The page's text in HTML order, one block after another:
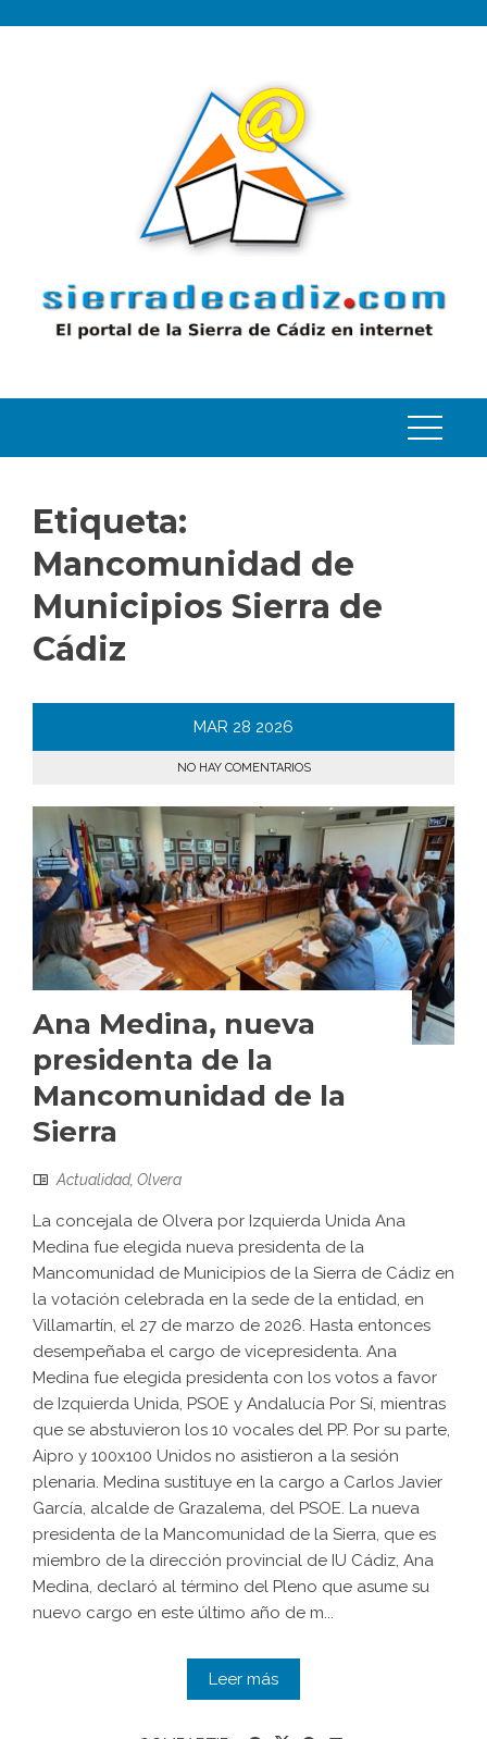
Etiqueta:
Mancomunidad de
Municipios Sierra de
Cádiz
MAR 28 2026
NO HAY COMENTARIOS
Ana Medina, nueva
presidenta de la
Mancomunidad de la
Sierra
Actualidad, Olvera
La concejala de Olvera por Izquierda Unida Ana
Medina fue elegida nueva presidenta de la
Mancomunidad de Municipios de la Sierra de Cádiz en
la votación celebrada en la sede de la entidad, en
Villamartín, el 27 de marzo de 2026. Hasta entonces
desempeñaba el cargo de vicepresidenta. Ana
Medina fue elegida presidenta con los votos a favor
de Izquierda Unida, PSOE y Andalucía Por Sí, mientras
que se abstuvieron los 10 vocales del PP. Por su parte,
Aipro y 100x100 Unidos no asistieron a la sesión
plenaria. Medina sustituye en la cargo a Carlos Javier
García, alcalde de Grazalema, del PSOE. La nueva
presidenta de la Mancomunidad de la Sierra, que es
miembro de la dirección provincial de IU Cádiz, Ana
Medina, declaró al término del Pleno que asume su
nuevo cargo en este último año de m...
Leer más